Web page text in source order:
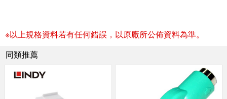
※以上規格資料若有任何錯誤，以原廠所公佈資料為準。
同類推薦